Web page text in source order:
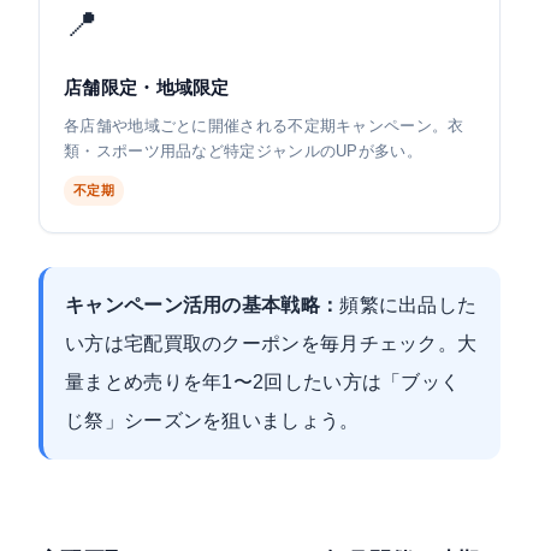
📍
店舗限定・地域限定
各店舗や地域ごとに開催される不定期キャンペーン。衣
類・スポーツ用品など特定ジャンルのUPが多い。
不定期
キャンペーン活用の基本戦略：頻繁に出品した
い方は宅配買取のクーポンを毎月チェック。大
量まとめ売りを年1〜2回したい方は「ブッく
じ祭」シーズンを狙いましょう。